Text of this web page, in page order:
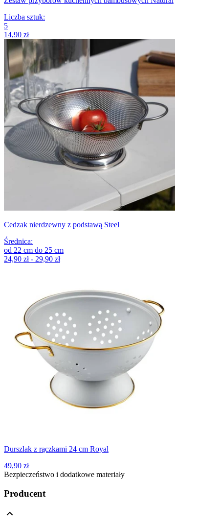
Liczba sztuk:
5
14,90 zł
Cedzak nierdzewny z podstawą Steel
Średnica:
od 22 cm do 25 cm
24,90 zł - 29,90 zł
Durszlak z rączkami 24 cm Royal
49,90 zł
Bezpieczeństwo i dodatkowe materiały
Producent